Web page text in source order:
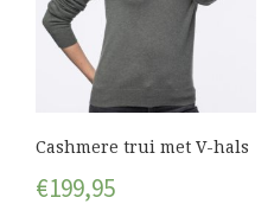
Cashmere trui met V-hals
€199,95